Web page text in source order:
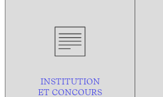
INSTITUTION
ET CONCOURS